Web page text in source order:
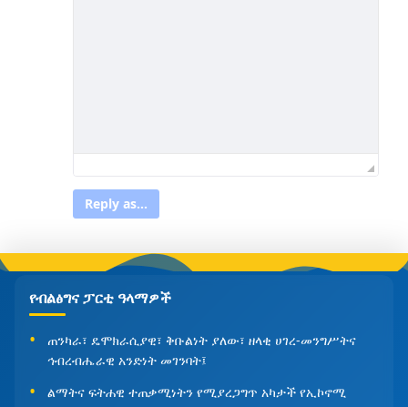
Reply as...
የብልፅግና ፓርቲ ዓላማዎች
ጠንካራ፣ ዴሞክራሲያዊ፣ ቅቡልነት ያለው፣ ዘላቂ ሀገረ-መንግሥትና
ኅብረብሔራዊ አንድነት መገንባት፤
ልማትና ፍትሐዊ ተጠቃሚነትን የሚያረጋግጥ አካታች የኢኮኖሚ